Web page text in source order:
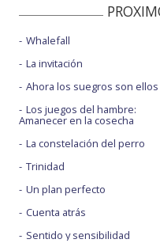
Whalefall
La invitación
Ahora los suegros son ellos
Los juegos del hambre:
Amanecer en la cosecha
La constelación del perro
Trinidad
Un plan perfecto
Cuenta atrás
Sentido y sensibilidad